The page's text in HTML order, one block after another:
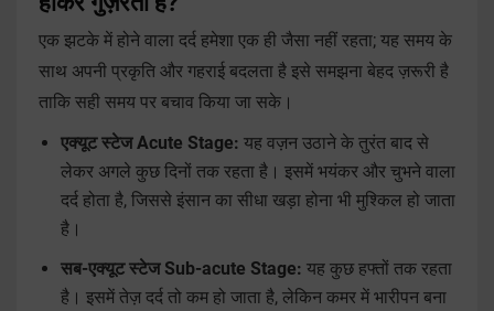
एक झटके में होने वाला दर्द हमेशा एक ही जैसा नहीं रहता; यह समय के
साथ अपनी प्रकृति और गहराई बदलता है इसे समझना बेहद ज़रूरी है
ताकि सही समय पर बचाव किया जा सके।
एक्यूट स्टेज Acute Stage: यह वज़न उठाने के तुरंत बाद से
लेकर अगले कुछ दिनों तक रहता है। इसमें भयंकर और चुभने वाला
दर्द होता है, जिससे इंसान का सीधा खड़ा होना भी मुश्किल हो जाता
है।
सब-एक्यूट स्टेज Sub-acute Stage: यह कुछ हफ्तों तक रहता
है। इसमें तेज़ दर्द तो कम हो जाता है, लेकिन कमर में भारीपन बना